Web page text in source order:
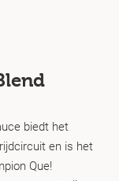
biedt het
en is het
Que!